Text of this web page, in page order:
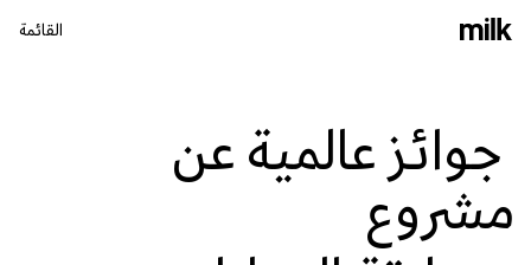
القائمة
جوائز عالمية عن
مشروع